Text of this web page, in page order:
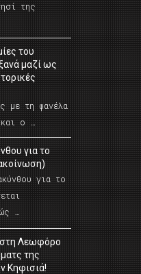
της
του
μαζί ως
με τη φανέλα
ο …
για το
για το
…
Λεωφόρο
της
Κηφισιά!